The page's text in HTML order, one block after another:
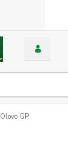
Olovo GP